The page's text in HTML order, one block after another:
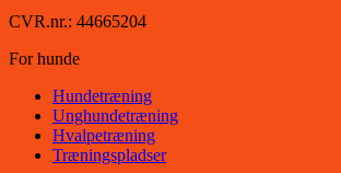
CVR.nr.: 44665204
For hunde
Hundetræning
Unghundetræning
Hvalpetræning
Træningspladser